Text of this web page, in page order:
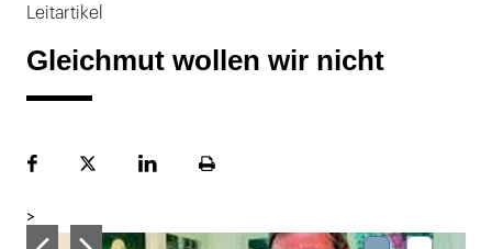
Leitartikel
Gleichmut wollen wir nicht
FacebookPlattformLinekdInSeite
>